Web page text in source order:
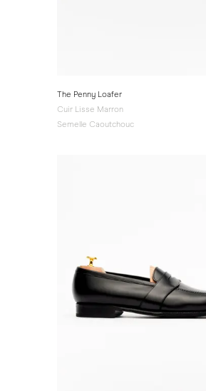
The Penny Loafer
Cuir Lisse Marron
Semelle Caoutchouc